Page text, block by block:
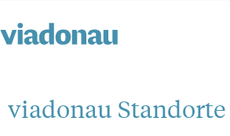
viadonau Standorte